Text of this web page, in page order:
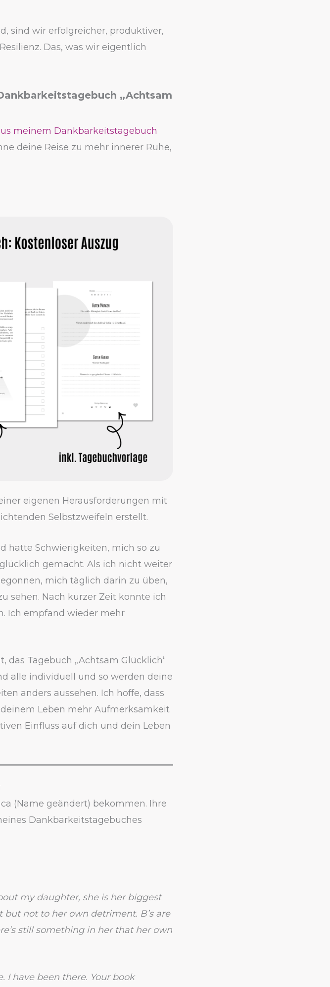
sind wir erfolgreicher, produktiver,
Das, was wir eigentlich
„Achtsam
meinem Dankbarkeitstagebuch
deine Reise zu mehr innerer Ruhe,
eigenen Herausforderungen mit
Selbstzweifeln erstellt.
hatte Schwierigkeiten, mich so zu
gemacht. Als ich nicht weiter
mich täglich darin zu üben,
sehen. Nach kurzer Zeit konnte ich
Ich empfand wieder mehr
das Tagebuch „Achtsam Glücklich“
alle individuell und so werden deine
anders aussehen. Ich hoffe, dass
Leben mehr Aufmerksamkeit
Einfluss auf dich und dein Leben
(Name geändert) bekommen. Ihre
Dankbarkeitstagebuches
my daughter, she is her biggest
but not to her own detriment. B’s are
still something in her that her own
I have been there. Your book